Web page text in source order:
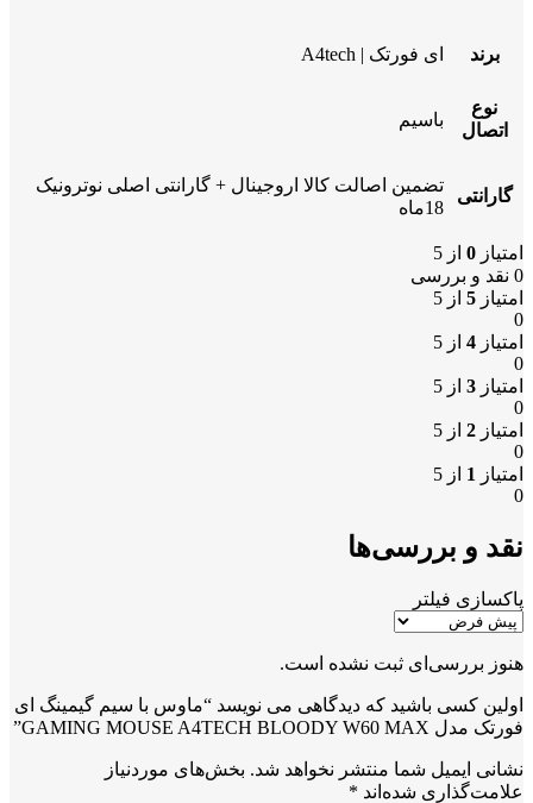
برند ای فورتک | A4tech
نوع
اتصال
باسیم
گارانتی
تضمین اصالت کالا اروجینال + گارانتی اصلی نوترونیک
18ماه
امتیاز 0 از 5
0 نقد و بررسی
امتیاز 5 از 5
0
امتیاز 4 از 5
0
امتیاز 3 از 5
0
امتیاز 2 از 5
0
امتیاز 1 از 5
0
نقد و بررسی‌ها
پاکسازی فیلتر
هنوز بررسی‌ای ثبت نشده است.
اولین کسی باشید که دیدگاهی می نویسد “ماوس با سیم گیمینگ ای
فورتک مدل GAMING MOUSE A4TECH BLOODY W60 MAX”
نشانی ایمیل شما منتشر نخواهد شد. بخش‌های موردنیاز
علامت‌گذاری شده‌اند *